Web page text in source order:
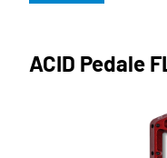
ACID Pedale